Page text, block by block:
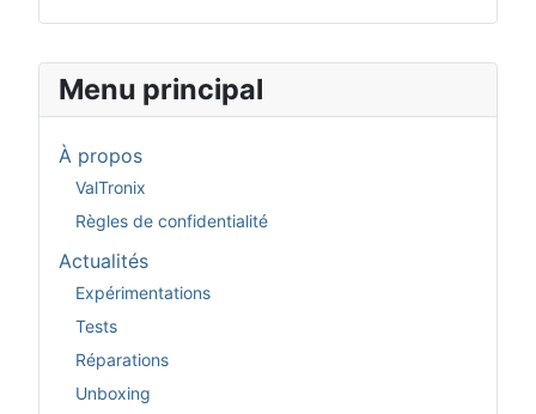
Menu principal
À propos
ValTronix
Règles de confidentialité
Actualités
Expérimentations
Tests
Réparations
Unboxing